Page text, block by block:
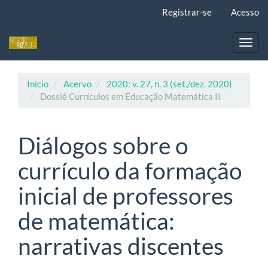
principal
Registrar-se Acesso
Início Acervo
2020: v. 27, n. 3 (set./dez. 2020)
Dossiê Currículos em Educação Matemática II
Diálogos sobre o
currículo da formação
inicial de professores
de matemática:
narrativas discentes